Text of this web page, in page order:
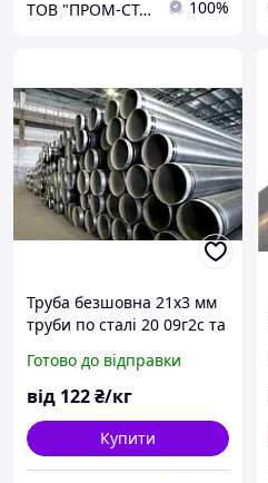
ТОВ "ПРОМ-СТАЛЬ" 100%
Труба безшовна 21х3 мм
труби по сталі 20 09г2с та
Готово до відправки
від 122₴/кг
Купити